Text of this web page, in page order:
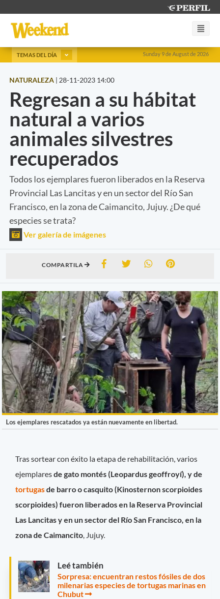
Sunday 9 de August de 2026
TEMAS DEL DÍA
NATURALEZA | 28-11-2023 14:00
Regresan a su hábitat
natural a varios
animales silvestres
recuperados
Todos los ejemplares fueron liberados en la Reserva
Provincial Las Lancitas y en un sector del Río San
Francisco, en la zona de Caimancito, Jujuy. ¿De qué
especies se trata?
Ver galería de imágenes
COMPARTILA
Los ejemplares rescatados ya están nuevamente en libertad.
Tras sortear con éxito la etapa de rehabilitación, varios
ejemplaresde gato montés (Leopardus geoffroyí), y de
tortugasde barro o casquito (Kinosternon scorpioides
scorpioides) fueron liberadosen la Reserva Provincial
Las Lancitas y en un sector del Río San Francisco, en la
zona de Caimancito , Jujuy.
Leé también
Sorpresa: encuentran restos fósiles de dos
milenarias especies de tortugas marinas en
Chubut